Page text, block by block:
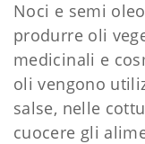
Noci e semi
produrre oli
medicinali e
oli vengono
salse, nelle
cuocere gli